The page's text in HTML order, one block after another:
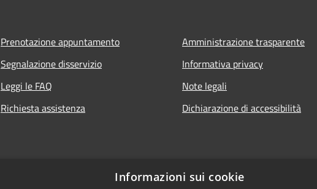
Prenotazione appuntamento
Segnalazione disservizio
Leggi le FAQ
Richiesta assistenza
Amministrazione trasparente
Informativa privacy
Note legali
Dichiarazione di accessibilità
Informazioni sui cookie